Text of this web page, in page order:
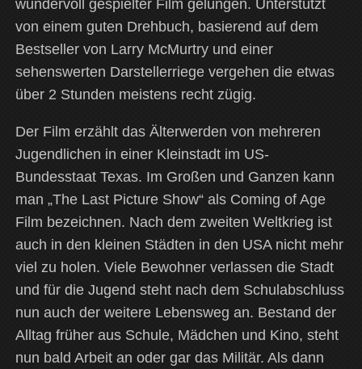
wundervoll gespielter Film gelungen. Unterstützt
von einem guten Drehbuch, basierend auf dem
Bestseller von Larry McMurtry und einer
sehenswerten Darstellerriege vergehen die etwas
über 2 Stunden meistens recht zügig.
Der Film erzählt das Älterwerden von mehreren
Jugendlichen in einer Kleinstadt im US-
Bundesstaat Texas. Im Großen und Ganzen kann
man „The Last Picture Show“ als Coming of Age
Film bezeichnen. Nach dem zweiten Weltkrieg ist
auch in den kleinen Städten in den USA nicht mehr
viel zu holen. Viele Bewohner verlassen die Stadt
und für die Jugend steht nach dem Schulabschluss
nun auch der weitere Lebensweg an. Bestand der
Alltag früher aus Schule, Mädchen und Kino, steht
nun bald Arbeit an oder gar das Militär. Als dann